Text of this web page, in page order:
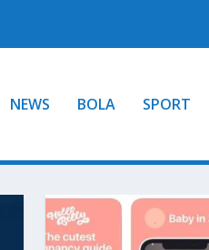
NEWS BOLA SPORT